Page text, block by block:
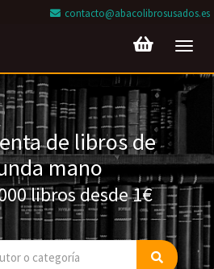
contacto@abacolibrosusados.es
de libros de
mano
libros desde 1€